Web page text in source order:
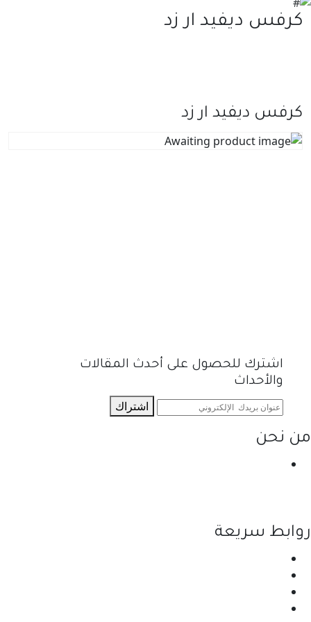
كرفس ديفيد ار زد
كرفس ديفيد ار زد
اشترك للحصول على أحدث المقالات
والأحداث
اشتراك
من نحن
روابط سريعة